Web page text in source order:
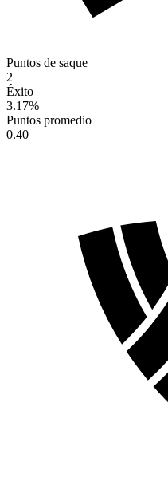
Puntos de saque
2
Éxito
3.17%
Puntos promedio
0.40